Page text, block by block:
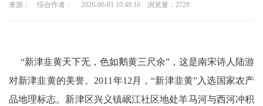
府
科
来源： 综合作者： 2026-06-01 10:49:16 浏览量： 2729
“新津韭黄天下无，色如鹅黄三尺余”，这是南宋诗人陆游
对新津韭黄的美誉。2011年12月，“新津韭黄”入选国家农产
品地理标志。新津区兴义镇岷江社区地处羊马河与西河冲积